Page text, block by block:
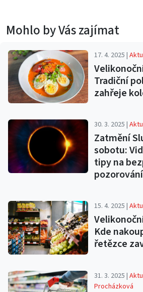
Mohlo by Vás zajímat
17. 4. 2025 |
Tradiční
zahřeje
30. 3. 2025 |
Zatmění
sobotu:
tipy na
pozorování
15. 4. 2025 |
Kde
řetězce
31. 3. 2025 |
Procházková